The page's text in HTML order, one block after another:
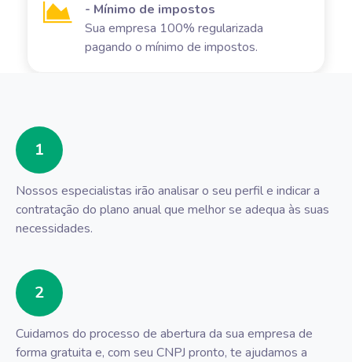
- Mínimo de impostos
Sua empresa 100% regularizada
pagando o mínimo de impostos.
1
Nossos especialistas irão analisar o seu perfil e indicar a
contratação do plano anual que melhor se adequa às suas
necessidades.
2
Cuidamos do processo de abertura da sua empresa de
forma gratuita e, com seu CNPJ pronto, te ajudamos a